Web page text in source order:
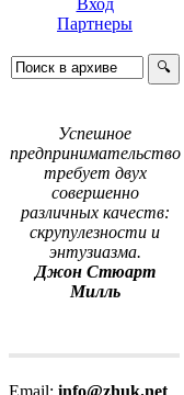
Вход
Партнеры
Успешное
предпринимательство
требует двух
совершенно
различных качеств:
скрупулезности и
энтузиазма.
Джон Стюарт
Милль
Email: info@zhuk.net